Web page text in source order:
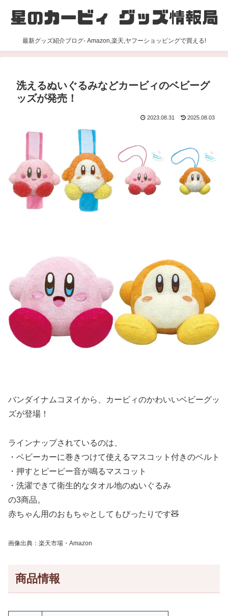
最新グッズ紹介ブログ- Amazon,楽天,ヤフーショッピングで買える!
洗えるぬいぐるみなどカービィのベビーグ
ッズが発売！
2023.08.31 2025.08.03
バンダイナムコヌイから、カービィのかわいいベビーグッ
ズが登場！
ラインナップされているのは、
・ベビーカーに巻きつけて使えるマスコット付きのベルト
・押すとピーピー音が鳴るマスコット
・洗濯できて衛生的なタオル地のぬいぐるみ
の3商品。
赤ちゃん用のおもちゃとしてもぴったりです🧸
画像出典：楽天市場・Amazon
商品情報